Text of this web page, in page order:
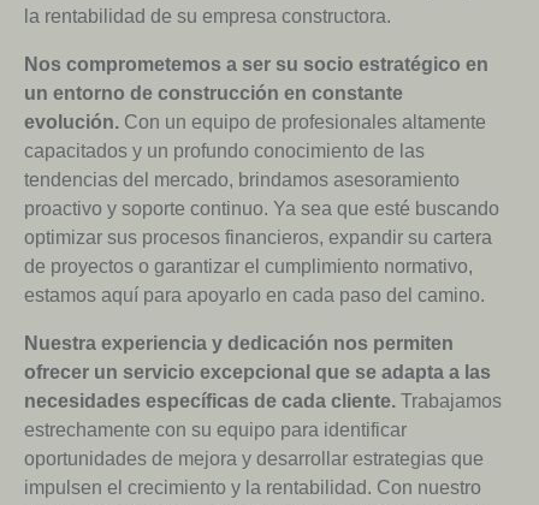
la rentabilidad de su empresa constructora.
Nos comprometemos a ser su socio estratégico en
un entorno de construcción en constante
evolución. Con un equipo de profesionales altamente
capacitados y un profundo conocimiento de las
tendencias del mercado, brindamos asesoramiento
proactivo y soporte continuo. Ya sea que esté buscando
optimizar sus procesos financieros, expandir su cartera
de proyectos o garantizar el cumplimiento normativo,
estamos aquí para apoyarlo en cada paso del camino.
Nuestra experiencia y dedicación nos permiten
ofrecer un servicio excepcional que se adapta a las
necesidades específicas de cada cliente. Trabajamos
estrechamente con su equipo para identificar
oportunidades de mejora y desarrollar estrategias que
impulsen el crecimiento y la rentabilidad. Con nuestro